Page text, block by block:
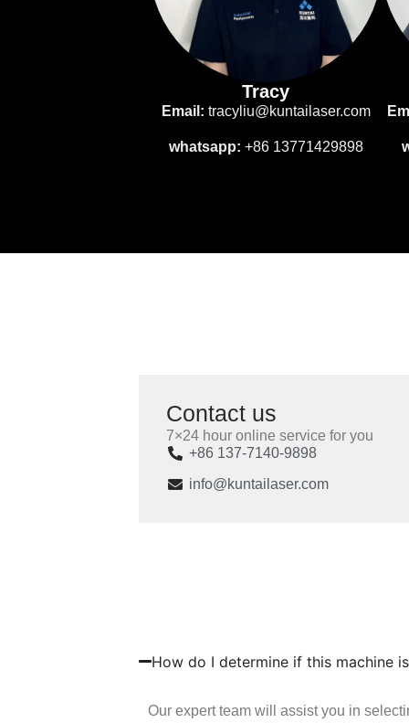
Tracy
Email: tracyliu@kuntailaser.com
whatsapp: +86 13771429898
Contact us
7×24 hour online service for you
+86 137-7140-9898
info@kuntailaser.com
How do I determine if this machine
Our expert team will assist you in